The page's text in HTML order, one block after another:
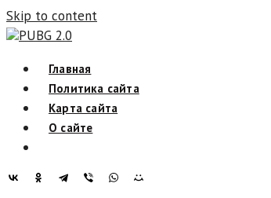
Skip to content
PUBG 2.0
Главная
Политика сайта
Карта сайта
О сайте